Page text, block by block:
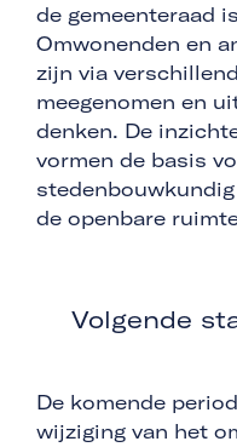
de gemeenteraad
Omwonenden en
zijn via
meegenomen en
denken. De
vormen de basis
de openbare
Volgende
De komende
wijziging van het